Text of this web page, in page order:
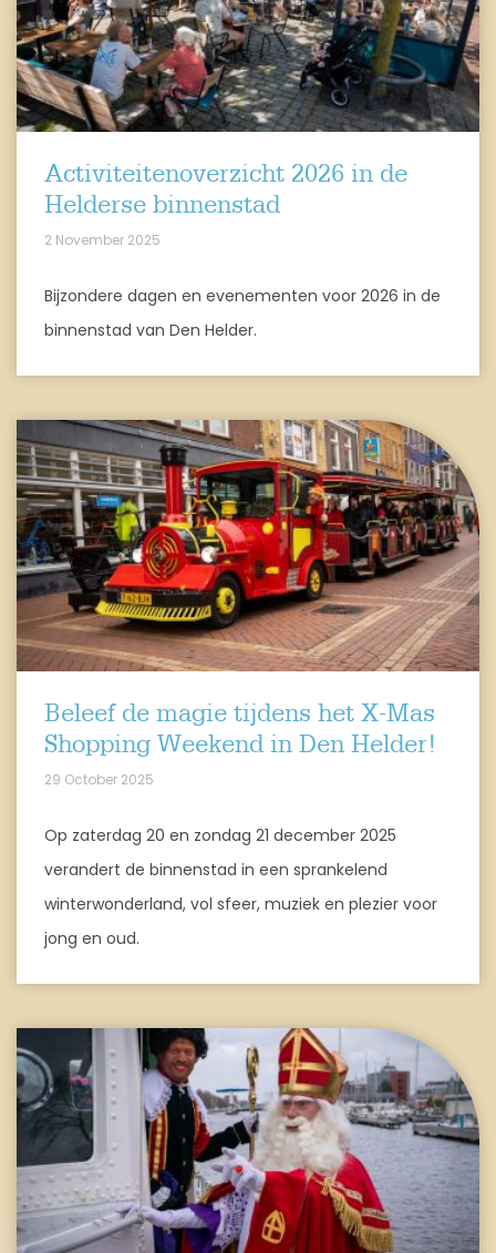
Activiteitenoverzicht 2026 in de
Helderse binnenstad
2 November 2025
Bijzondere dagen en evenementen voor 2026 in de
binnenstad van Den Helder.
Beleef de magie tijdens het X-Mas
Shopping Weekend in Den Helder!
29 October 2025
Op zaterdag 20 en zondag 21 december 2025
verandert de binnenstad in een sprankelend
winterwonderland, vol sfeer, muziek en plezier voor
jong en oud.